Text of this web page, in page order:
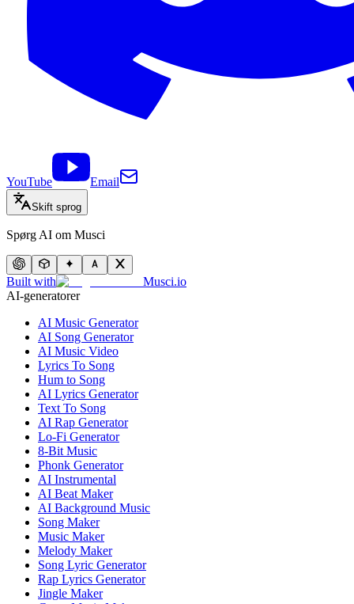
YouTube Email
Skift sprog
Spørg AI om Musci
Built with
Musci.io
AI-generatorer
AI Music Generator
AI Song Generator
AI Music Video
Lyrics To Song
Hum to Song
AI Lyrics Generator
Text To Song
AI Rap Generator
Lo-Fi Generator
8-Bit Music
Phonk Generator
AI Instrumental
AI Beat Maker
AI Background Music
Song Maker
Music Maker
Melody Maker
Song Lyric Generator
Rap Lyrics Generator
Jingle Maker